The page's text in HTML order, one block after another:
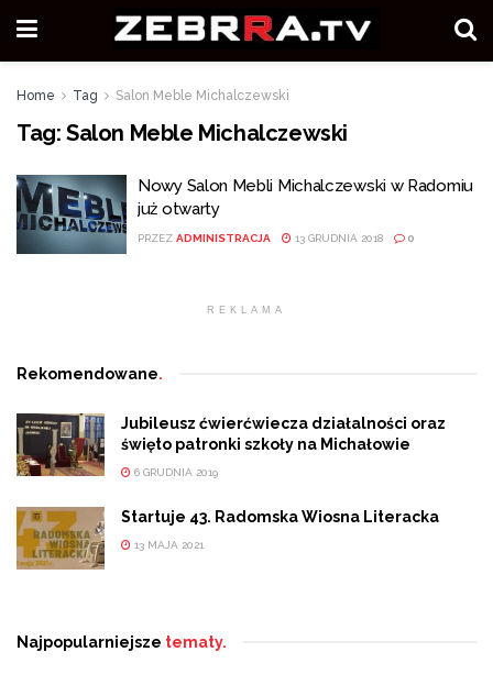
Home Tag Salon Meble Michalczewski
Tag: Salon Meble Michalczewski
Nowy Salon Mebli Michalczewski w Radomiu
już otwarty
PRZEZ ADMINISTRACJA 13 GRUDNIA 2018 0
REKLAMA
Rekomendowane.
Jubileusz ćwierćwiecza działalności oraz
święto patronki szkoły na Michałowie
6 GRUDNIA 2019
Startuje 43. Radomska Wiosna Literacka
13 MAJA 2021
Najpopularniejsze tematy.